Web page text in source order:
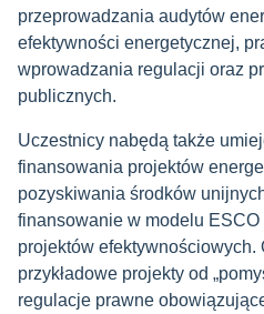
przeprowadzania audytów
efektywności energetycznej,
wprowadzania regulacji oraz
publicznych.
Uczestnicy nabędą także
finansowania projektów
pozyskiwania środków
finansowanie w modelu
projektów
przykładowe projekty od
regulacje prawne